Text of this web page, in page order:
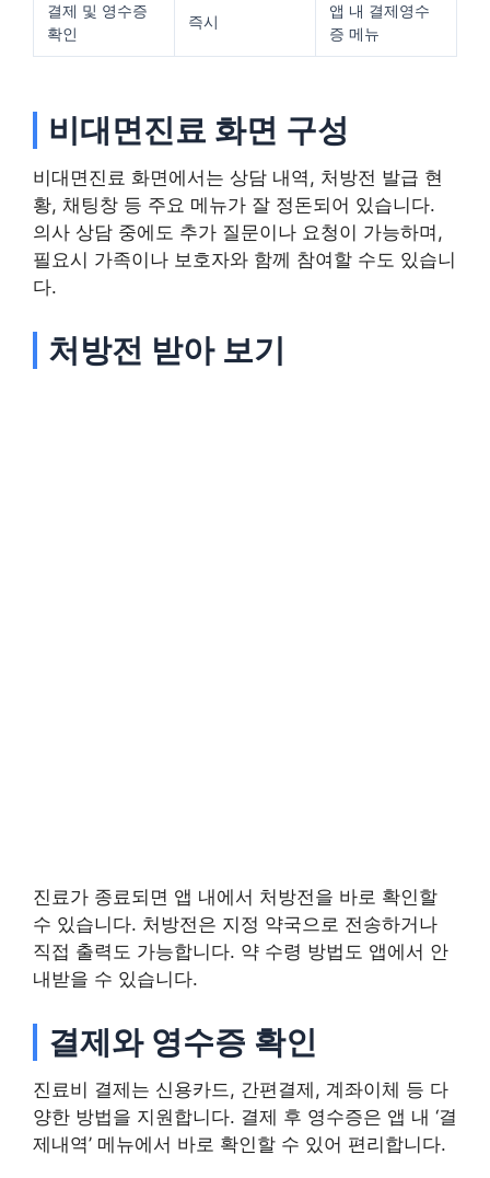
결제 및 영수증
확인
즉시
앱 내 결제영수
증 메뉴
비대면진료 화면 구성
비대면진료 화면에서는 상담 내역, 처방전 발급 현
황, 채팅창 등 주요 메뉴가 잘 정돈되어 있습니다.
의사 상담 중에도 추가 질문이나 요청이 가능하며,
필요시 가족이나 보호자와 함께 참여할 수도 있습니
다.
처방전 받아 보기
진료가 종료되면 앱 내에서 처방전을 바로 확인할
수 있습니다. 처방전은 지정 약국으로 전송하거나
직접 출력도 가능합니다. 약 수령 방법도 앱에서 안
내받을 수 있습니다.
결제와 영수증 확인
진료비 결제는 신용카드, 간편결제, 계좌이체 등 다
양한 방법을 지원합니다. 결제 후 영수증은 앱 내 ‘결
제내역’ 메뉴에서 바로 확인할 수 있어 편리합니다.